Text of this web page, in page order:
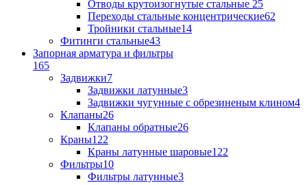
Отводы крутоизогнутые стальные 25
Переходы стальные концентрические62
Тройники стальные14
Фитинги стальные43
Запорная арматура и фильтры
165
Задвижки7
Задвижки латунные3
Задвижки чугунные с обрезиненым клином4
Клапаны26
Клапаны обратные26
Краны122
Краны латунные шаровые122
Фильтры10
Фильтры латунные3